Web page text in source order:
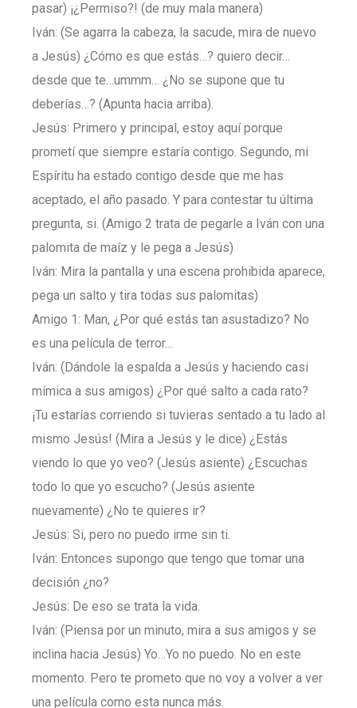
pasar) ¡¿Permiso?! (de muy mala manera)
Iván: (Se agarra la cabeza, la sacude, mira de nuevo
a Jesús) ¿Cómo es que estás…? quiero decir…
desde que te…ummm… ¿No se supone que tu
deberías…? (Apunta hacia arriba).
Jesús: Primero y principal, estoy aquí porque
prometí que siempre estaría contigo. Segundo, mi
Espíritu ha estado contigo desde que me has
aceptado, el año pasado. Y para contestar tu última
pregunta, si. (Amigo 2 trata de pegarle a Iván con una
palomita de maíz y le pega a Jesús)
Iván: Mira la pantalla y una escena prohibida aparece,
pega un salto y tira todas sus palomitas)
Amigo 1: Man, ¿Por qué estás tan asustadizo? No
es una película de terror…
Iván: (Dándole la espalda a Jesús y haciendo casi
mímica a sus amigos) ¿Por qué salto a cada rato?
¡Tu estarías corriendo si tuvieras sentado a tu lado al
mismo Jesús! (Mira a Jesús y le dice) ¿Estás
viendo lo que yo veo? (Jesús asiente) ¿Escuchas
todo lo que yo escucho? (Jesús asiente
nuevamente) ¿No te quieres ir?
Jesús: Si, pero no puedo irme sin ti.
Iván: Entonces supongo que tengo que tomar una
decisión ¿no?
Jesús: De eso se trata la vida.
Iván: (Piensa por un minuto, mira a sus amigos y se
inclina hacia Jesús) Yo…Yo no puedo. No en este
momento. Pero te prometo que no voy a volver a ver
una película como esta nunca más.